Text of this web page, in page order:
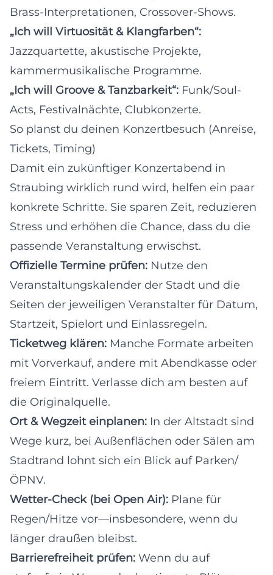
Brass-Interpretationen, Crossover-Shows.
„Ich will Virtuosität & Klangfarben“:
Jazzquartette, akustische Projekte,
kammermusikalische Programme.
„Ich will Groove & Tanzbarkeit“: Funk/Soul-
Acts, Festivalnächte, Clubkonzerte.
So planst du deinen Konzertbesuch (Anreise,
Tickets, Timing)
Damit ein zukünftiger Konzertabend in
Straubing wirklich rund wird, helfen ein paar
konkrete Schritte. Sie sparen Zeit, reduzieren
Stress und erhöhen die Chance, dass du die
passende Veranstaltung erwischst.
Offizielle Termine prüfen: Nutze den
Veranstaltungskalender der Stadt und die
Seiten der jeweiligen Veranstalter für Datum,
Startzeit, Spielort und Einlassregeln.
Ticketweg klären: Manche Formate arbeiten
mit Vorverkauf, andere mit Abendkasse oder
freiem Eintritt. Verlasse dich am besten auf
die Originalquelle.
Ort & Wegzeit einplanen: In der Altstadt sind
Wege kurz, bei Außenflächen oder Sälen am
Stadtrand lohnt sich ein Blick auf Parken/
ÖPNV.
Wetter-Check (bei Open Air): Plane für
Regen/Hitze vor—insbesondere, wenn du
länger draußen bleibst.
Barrierefreiheit prüfen: Wenn du auf